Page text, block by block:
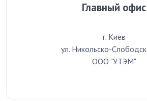
Главный офис
г. Киев
ул. Никольско-
ООО "УТЭМ"